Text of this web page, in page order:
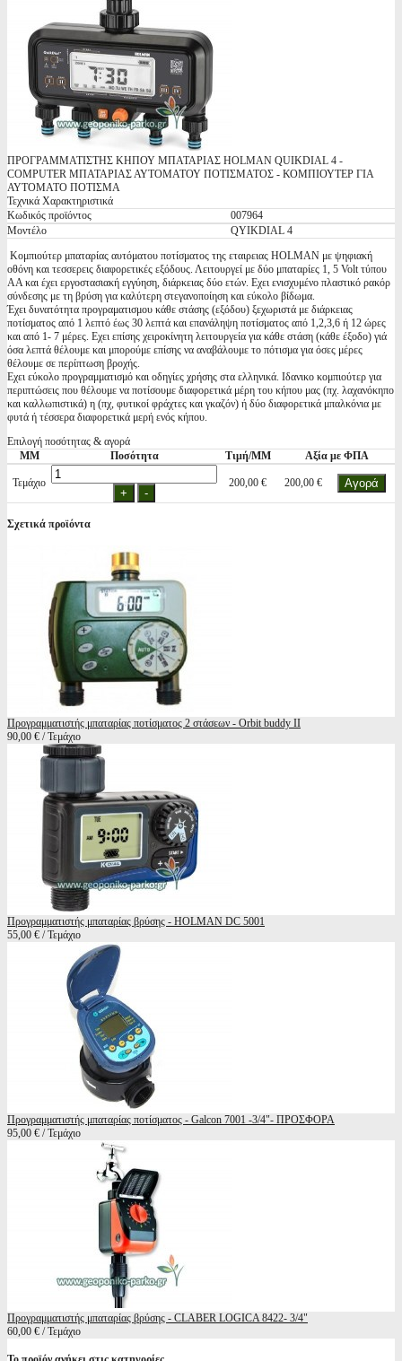
ΠΡΟΓΡΑΜΜΑΤΙΣΤΗΣ ΚΗΠΟΥ ΜΠΑΤΑΡΙΑΣ HOLMAN QUIKDIAL 4 -
COMPUTER ΜΠΑΤΑΡΙΑΣ ΑΥΤΟΜΑΤΟΥ ΠΟΤΙΣΜΑΤΟΣ - ΚΟΜΠΙΟΥΤΕΡ ΓΙΑ
ΑΥΤΟΜΑΤΟ ΠΟΤΙΣΜΑ
Τεχνικά Χαρακτηριστικά
Κωδικός προϊόντος
007964
Μοντέλο
QYIKDIAL 4
Κομπιούτερ μπαταρίας αυτόματου ποτίσματος της εταιρειας HOLMAN με ψηφιακή
οθόνη και τεσσερεις διαφορετικές εξόδους. Λειτουργεί με δύο μπαταρίες 1, 5 Volt τύπου
AA και έχει εργοστασιακή εγγύηση, διάρκειας δύο ετών. Eχει ενισχυμένο πλαστικό ρακόρ
σύνδεσης με τη βρύση για καλύτερη στεγανοποίηση και εύκολο βίδωμα.
Έχει δυνατότητα προγραματισμου κάθε στάσης (εξόδου) ξεχωριστά με διάρκειας
ποτίσματος από 1 λεπτό έως 30 λεπτά και επανάληψη ποτίσματος από 1,2,3,6 ή 12 ώρες
και από 1- 7 μέρες. Εχει επίσης χειροκίνητη λειτουργεία για κάθε στάση (κάθε έξοδο) γιά
όσα λεπτά θέλουμε και μπορούμε επίσης να αναβάλουμε το πότισμα για όσες μέρες
θέλουμε σε περίπτωση βροχής.
Εχει εύκολο προγραμματισμό και οδηγίες χρήσης στα ελληνικά. Ιδανικο κομπιούτερ για
περιπτώσεις που θέλουμε να ποτίσουμε διαφορετικά μέρη του κήπου μας (πχ. λαχανόκηπο
και καλλωπιστικά) η (πχ, φυτικοί φράχτες και γκαζόν) ή δύο διαφορετικά μπαλκόνια με
φυτά ή τέσσερα διαφορετικά μερή ενός κήπου.
Επιλογή ποσότητας & αγορά
ΜΜ
Ποσότητα Τιμή/ΜΜ Αξία με ΦΠΑ
Τεμάχιο 200,00 € 200,00 €
Σχετικά προϊόντα
Προγραμματιστής μπαταρίας ποτίσματος 2 στάσεων - Orbit buddy II
90,00 € / Τεμάχιο
Προγραμματιστής μπαταρίας βρύσης - HOLMAN DC 5001
55,00 € / Τεμάχιο
Προγραμματιστής μπαταρίας ποτίσματος - Galcon 7001 -3/4"- ΠΡΟΣΦΟΡΑ
95,00 € / Τεμάχιο
Προγραμματιστής μπαταρίας βρύσης - CLABER LOGICA 8422- 3/4"
60,00 € / Τεμάχιο